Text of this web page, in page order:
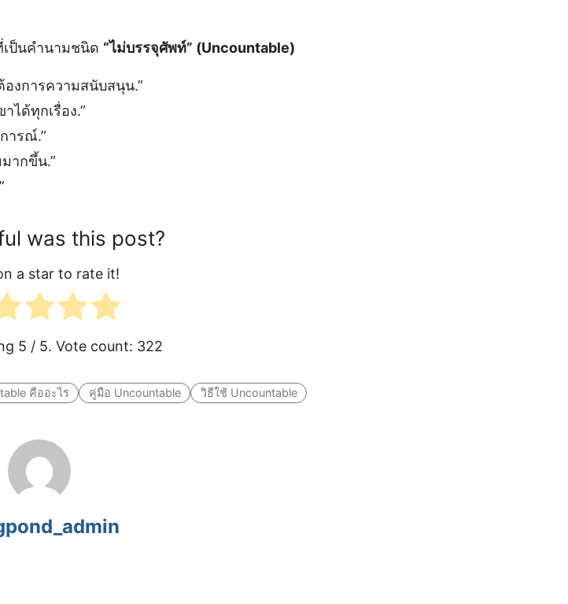
เป็นคำนามชนิด “ไม่บรรจุศัพท์” (Uncountable)
งการความสนับสนุน.”
ได้ทุกเรื่อง.”
ารณ์.”
ากขึ้น.”
was this post?
a star to rate it!
5 / 5. Vote count: 322
คืออะไร คู่มือ Uncountable วิธีใช้ Uncountable